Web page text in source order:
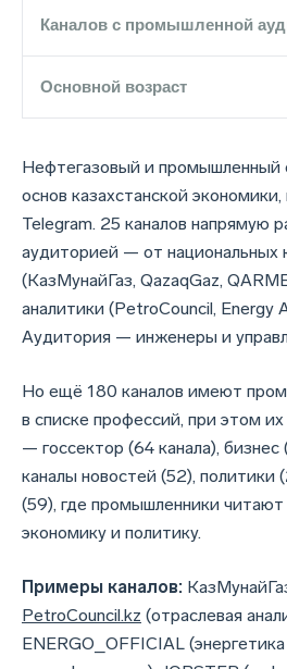
Каналов с промышленной
Основной возраст
Нефтегазовый и промышленный
основ казахстанской
Telegram. 25 каналов напрямую
аудиторией — от национальных
(КазМунайГаз, QazaqGaz,
аналитики (PetroCouncil, Energy
Аудитория — инженеры и
Но ещё 180 каналов имеют
в списке профессий, при этом
— госсектор (64 канала),
каналы новостей (52), политики
(59), где промышленники читают
экономику и политику.
Примеры каналов:
PetroCouncil.kz (отраслевая
ENERGO_OFFICIAL